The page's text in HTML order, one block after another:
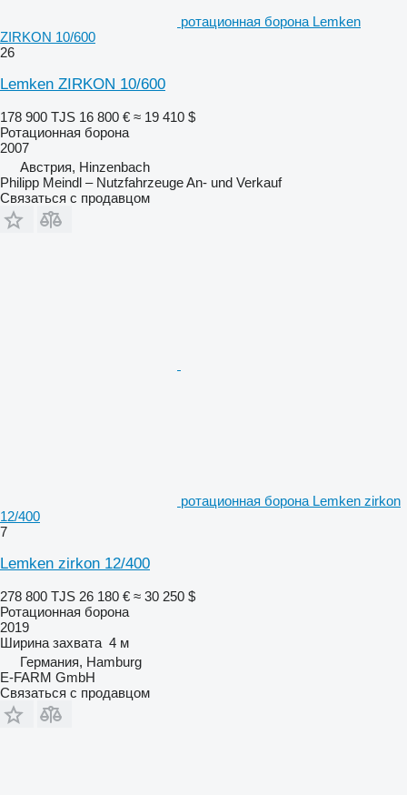
ротационная борона Lemken
ZIRKON 10/600
26
Lemken ZIRKON 10/600
178 900 TJS 16 800 € ≈ 19 410 $
Ротационная борона
2007
Австрия, Hinzenbach
Philipp Meindl – Nutzfahrzeuge An- und Verkauf
Связаться с продавцом
ротационная борона Lemken zirkon
12/400
7
Lemken zirkon 12/400
278 800 TJS 26 180 € ≈ 30 250 $
Ротационная борона
2019
Ширина захвата 4 м
Германия, Hamburg
E-FARM GmbH
Связаться с продавцом